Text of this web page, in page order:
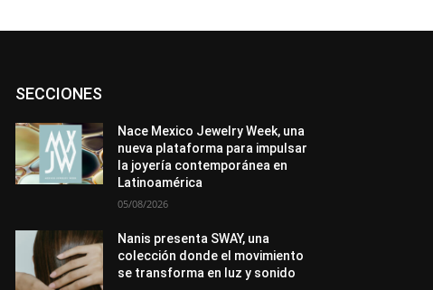
SECCIONESAsociaciones
En tendencia
In memoriam
Metales
Mundo Técnico
Novedades
Opiniones
Premios
Secciones
Sucesos
Nace Mexico Jewelry Week, una
nueva plataforma para impulsar
la joyería contemporánea en
Latinoamérica
05/08/2026
Nanis presenta SWAY, una
colección donde el movimiento
se transforma en luz y sonido